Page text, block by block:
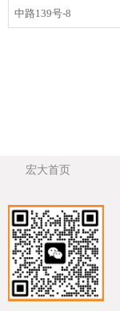
中路139号-8
宏大首页